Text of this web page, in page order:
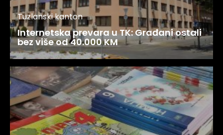
Tuzlanski kanton
Internetska prevara u TK: Građani ostali
bez više od 40.000 KM